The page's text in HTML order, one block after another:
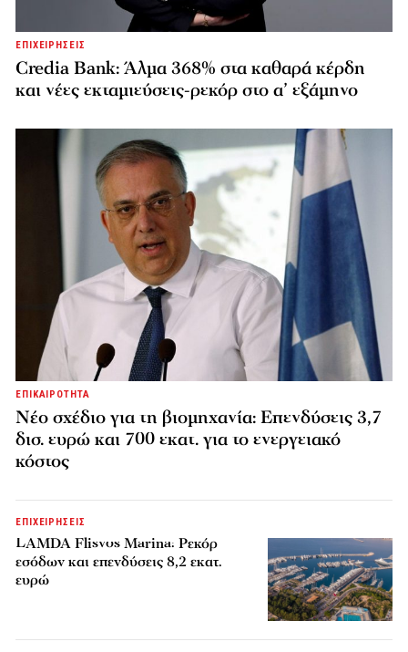
ΕΠΙΧΕΙΡΗΣΕΙΣ
Credia Bank: Άλμα 368% στα καθαρά κέρδη
και νέες εκταμιεύσεις-ρεκόρ στο α’ εξάμηνο
ΕΠΙΚΑΙΡΟΤΗΤΑ
Νέο σχέδιο για τη βιομηχανία: Επενδύσεις 3,7
δισ. ευρώ και 700 εκατ. για το ενεργειακό
κόστος
ΕΠΙΧΕΙΡΗΣΕΙΣ
LAMDA Flisvos Marina: Ρεκόρ
εσόδων και επενδύσεις 8,2 εκατ.
ευρώ